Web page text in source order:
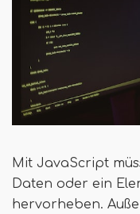
Mit JavaScript
Daten oder ein
hervorheben.